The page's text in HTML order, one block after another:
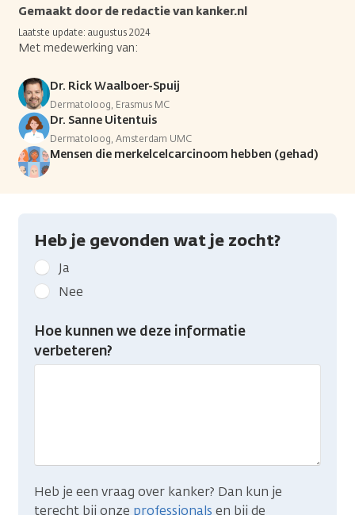
Gemaakt door de redactie van kanker.nl
Laatste update: augustus 2024
Met medewerking van:
Dr. Rick Waalboer-Spuij
Dermatoloog, Erasmus MC
Dr. Sanne Uitentuis
Dermatoloog, Amsterdam UMC
Mensen die merkelcelcarcinoom hebben (gehad)
Heb je gevonden wat je zocht?
Geef
kanker.nl
feedback:
Heb
gevonden
Ja
Nee
Hoe kunnen we deze informatie
verbeteren?
Heb je een vraag over kanker? Dan kun je
terecht bij onze professionals en bij de